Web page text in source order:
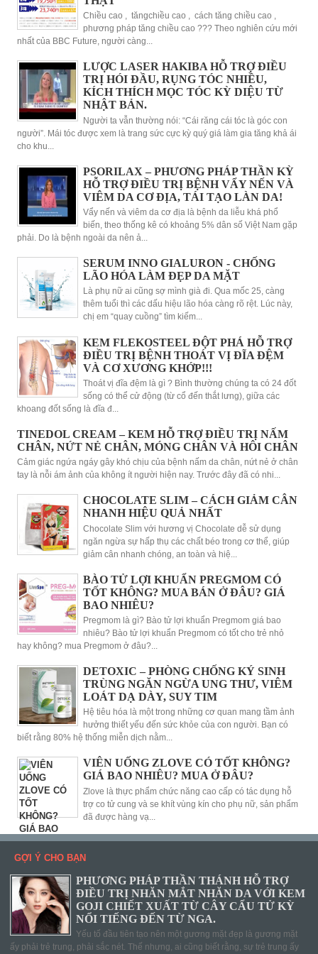
Chiều cao , tăngchiều cao , cách tăng chiều cao ,
phương pháp tăng chiều cao ??? Theo nghiên cứu mới
nhất của BBC Future, người càng...
LƯỢC LASER HAKIBA HỖ TRỢ ĐIỀU
TRỊ HÓI ĐẦU, RỤNG TÓC NHIỀU,
KÍCH THÍCH MỌC TÓC KỲ DIỆU TỪ
NHẬT BẢN.
Người ta vẫn thường nói: “Cái răng cái tóc là góc con
người”. Mái tóc được xem là trang sức cực kỳ quý giá làm gia tăng khả ái
cho khu...
PSORILAX – PHƯƠNG PHÁP THẦN KỲ
HỖ TRỢ ĐIỀU TRỊ BỆNH VẨY NẾN VÀ
VIÊM DA CƠ ĐỊA, TÁI TẠO LÀN DA!
Vẩy nến và viêm da cơ địa là bệnh da liễu khá phổ
biến, theo thống kê có khoảng 5% dân số Việt Nam gặp
phải. Do là bệnh ngoài da nên ả...
SERUM INNO GIALURON - CHỐNG
LÃO HÓA LÀM ĐẸP DA MẶT
Là phụ nữ ai cũng sợ mình già đi. Qua mốc 25, càng
thêm tuổi thì các dấu hiệu lão hóa càng rõ rệt. Lúc này,
chị em “quay cuồng” tìm kiếm...
KEM FLEKOSTEEL ĐỘT PHÁ HỖ TRỢ
ĐIỀU TRỊ BỆNH THOÁT VỊ ĐĨA ĐỆM
VÀ CƠ XƯƠNG KHỚP!!!
Thoát vị đĩa đệm là gì ? Bình thường chúng ta có 24 đốt
sống có thể cử động (từ cổ đến thắt lưng), giữa các
khoang đốt sống là đĩa đ...
TINEDOL CREAM – KEM HỖ TRỢ ĐIỀU TRỊ NẤM
CHÂN, NỨT NẺ CHÂN, MÓNG CHÂN VÀ HÔI CHÂN
Cảm giác ngứa ngáy gây khó chịu của bệnh nấm da chân, nứt nẻ ở chân
tay là nỗi ám ảnh của không ít người hiện nay. Trước đây đã có nhi...
CHOCOLATE SLIM – CÁCH GIẢM CÂN
NHANH HIỆU QUẢ NHẤT
Chocolate Slim với hương vị Chocolate dễ sử dụng
ngăn ngừa sự hấp thụ các chất béo trong cơ thể, giúp
giảm cân nhanh chóng, an toàn và hiệ...
BÀO TỬ LỢI KHUẨN PREGMOM CÓ
TỐT KHÔNG? MUA BÁN Ở ĐÂU? GIÁ
BAO NHIÊU?
Pregmom là gì? Bào tử lợi khuẩn Pregmom giá bao
nhiêu? Bào tử lợi khuẩn Pregmom có tốt cho trẻ nhỏ
hay không? mua Pregmom ở đâu?...
DETOXIC – PHÒNG CHỐNG KÝ SINH
TRÙNG NGĂN NGỪA UNG THƯ, VIÊM
LOÁT DẠ DÀY, SUY TIM
Hệ tiêu hóa là một trong những cơ quan mang tầm ảnh
hưởng thiết yếu đến sức khỏe của con người. Bạn có
biết rằng 80% hệ thống miễn dịch nằm...
VIÊN UỐNG ZLOVE CÓ TỐT KHÔNG?
GIÁ BAO NHIÊU? MUA Ở ĐÂU?
Zlove là thực phẩm chức năng cao cấp có tác dụng hỗ
trợ co tử cung và se khít vùng kín cho phụ nữ, sản phẩm
đã được hàng vạ...
GỢI Ý CHO BẠN
PHƯƠNG PHÁP THẦN THÁNH HỖ TRỢ
ĐIỀU TRỊ NHĂN MẮT NHĂN DA VỚI KEM
GOJI CHIẾT XUẤT TỪ CÂY CẨU TỬ KỲ
NỔI TIẾNG ĐẾN TỪ NGA.
Yếu tố đầu tiên tạo nên một gương mặt đẹp là gương mặt
ấy phải trẻ trung, phải sắc nét. Thế nhưng, ai cũng biết rằng, sự trẻ trung ấy